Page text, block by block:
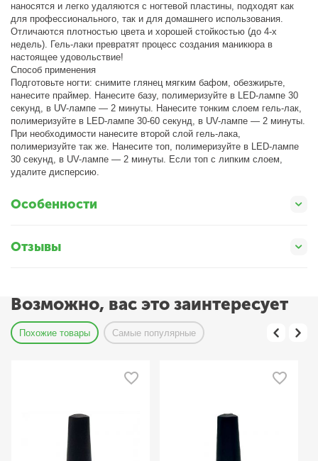
наносятся и легко удаляются с ногтевой пластины, подходят как
для профессионального, так и для домашнего использования.
Отличаются плотностью цвета и хорошей стойкостью (до 4-х
недель). Гель-лаки превратят процесс создания маникюра в
настоящее удовольствие!
Способ применения
Подготовьте ногти: снимите глянец мягким бафом, обезжирьте,
нанесите праймер. Нанесите базу, полимеризуйте в LED-лампе 30
секунд, в UV-лампе — 2 минуты. Нанесите тонким слоем гель-лак,
полимеризуйте в LED-лампе 30-60 секунд, в UV-лампе — 2 минуты.
При необходимости нанесите второй слой гель-лака,
полимеризуйте так же. Нанесите топ, полимеризуйте в LED-лампе
30 секунд, в UV-лампе — 2 минуты. Если топ с липким слоем,
удалите дисперсию.
Особенности
Отзывы
Возможно, вас это заинтересует
Похожие товары Самые популярные